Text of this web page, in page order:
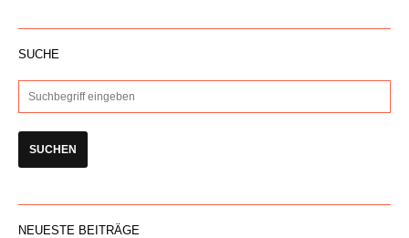
SUCHE
NEUESTE BEITRÄGE